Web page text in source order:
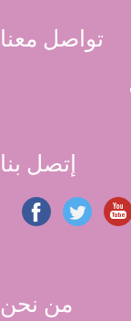
تواصل معنا
إتصل بنا
من نحن